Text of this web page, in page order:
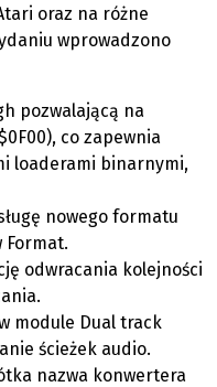
oraz na różne
wprowadzono
pozwalającą na
co zapewnia
loaderami binarnymi,
nowego formatu
Format.
odwracania kolejności
module Dual track
ścieżek audio.
nazwa konwertera